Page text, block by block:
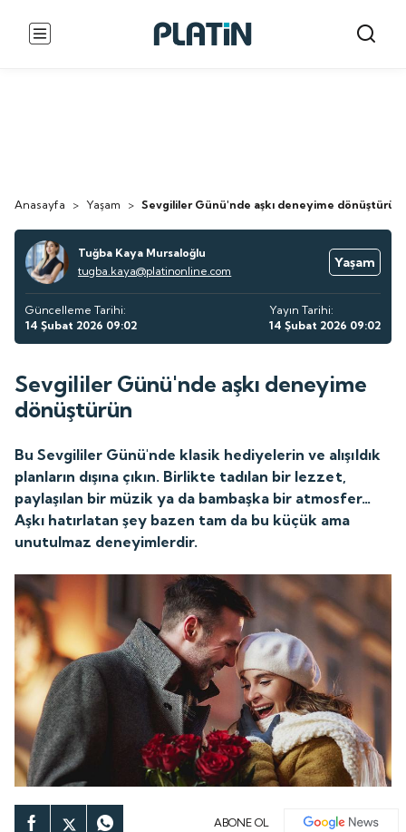
Anasayfa > Yaşam > Sevgililer Günü'nde aşkı deneyime dönüştürün
Tuğba Kaya Mursaloğlu
tugba.kaya@platinonline.com
Yaşam
Güncelleme Tarihi:
14 Şubat 2026 09:02
Yayın Tarihi:
14 Şubat 2026 09:02
Sevgililer Günü'nde aşkı deneyime
dönüştürün
Bu Sevgililer Günü'nde klasik hediyelerin ve alışıldık
planların dışına çıkın. Birlikte tadılan bir lezzet,
paylaşılan bir müzik ya da bambaşka bir atmosfer…
Aşkı hatırlatan şey bazen tam da bu küçük ama
unutulmaz deneyimlerdir.
ABONE OL